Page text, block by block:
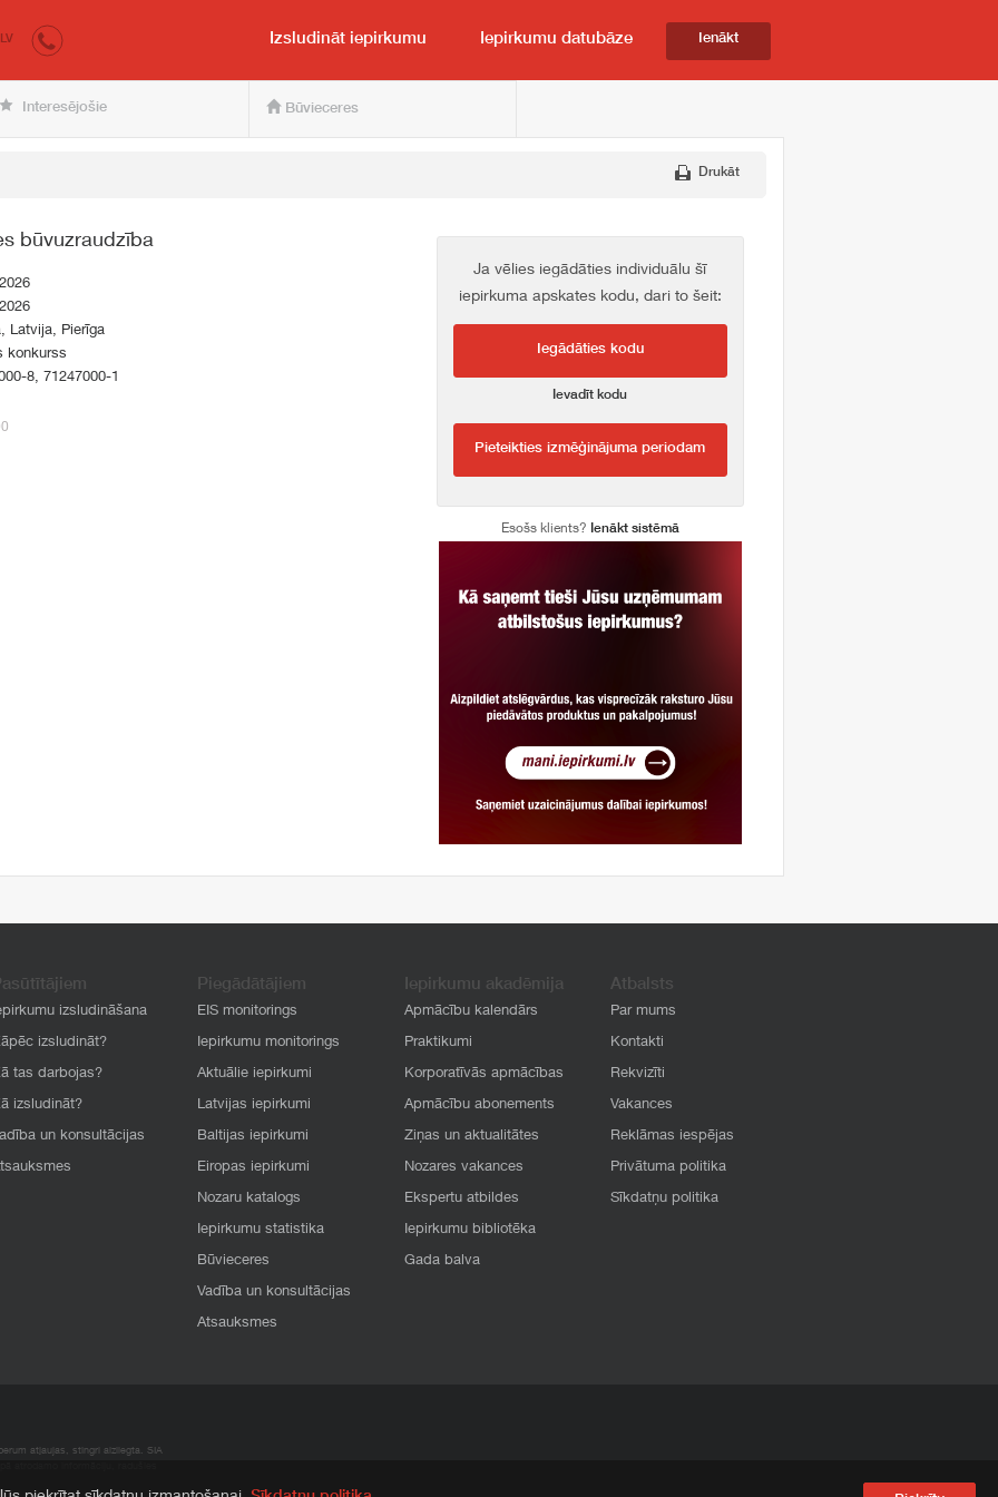
pircējam un pārdevējam
LV Izsludināt iepirkumu Iepirkumu datubāze Ienākt
Interesējošie Būvieceres
Drukāt
būvuzraudzība
Latvija, Pierīga
konkurss
8, 71247000-1
Ja vēlies iegādāties individuālu šī
iepirkuma apskates kodu, dari to šeit:
Iegādāties kodu
Ievadīt kodu
Pieteikties izmēģinājuma periodam
Esošs klients? Ienākt sistēmā
izsludināšana
izsludināt?
tas darbojas?
izsludināt?
un konsultācijas
Piegādātājiem
EIS monitorings
Iepirkumu monitorings
Aktuālie iepirkumi
Latvijas iepirkumi
Baltijas iepirkumi
Eiropas iepirkumi
Nozaru katalogs
Iepirkumu statistika
Būvieceres
Vadība un konsultācijas
Atsauksmes
Iepirkumu akadēmija
Apmācību kalendārs
Praktikumi
Korporatīvās apmācības
Apmācību abonements
Ziņas un aktualitātes
Nozares vakances
Ekspertu atbildes
Iepirkumu bibliotēka
Gada balva
Atbalsts
Par mums
Kontakti
Rekvizīti
Vakances
Reklāmas iespējas
Privātuma politika
Sīkdatņu politika
atļaujas, stingri aizliegta. SIA